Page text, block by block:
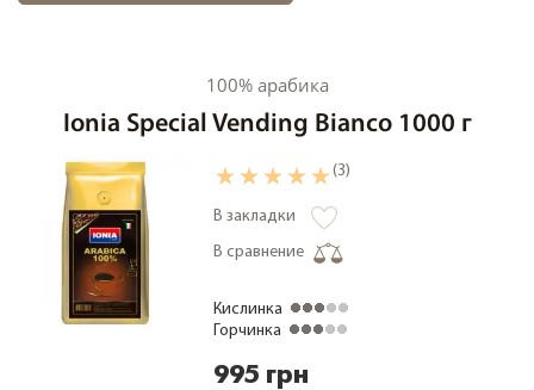
100% арабика
Ionia Special Vending Bianco 1000 г
(3)
В закладки
В сравнение
Кислинка
Горчинка
995 грн